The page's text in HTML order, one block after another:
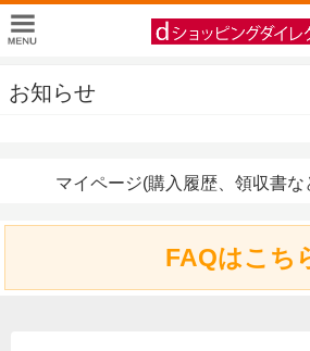
お知らせ
マイページ(購入履歴、領収書な
FAQはこち